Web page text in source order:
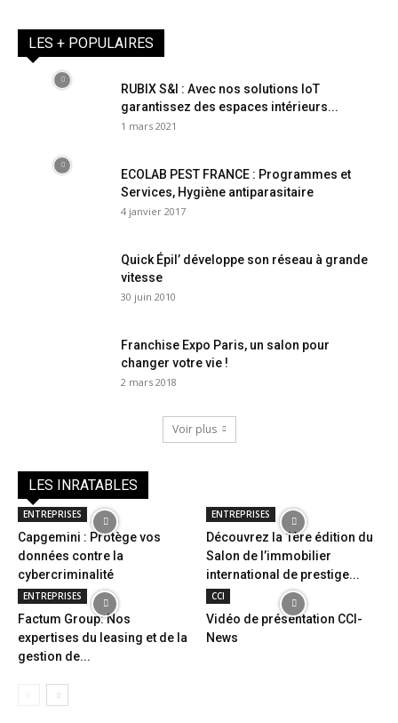
LES + POPULAIRES
RUBIX S&I : Avec nos solutions IoT
garantissez des espaces intérieurs...
1 mars 2021
ECOLAB PEST FRANCE : Programmes et
Services, Hygiène antiparasitaire
4 janvier 2017
Quick Épil’ développe son réseau à grande
vitesse
30 juin 2010
Franchise Expo Paris, un salon pour
changer votre vie !
2 mars 2018
Voir plus
LES INRATABLES
ENTREPRISES
Capgemini : Protège vos
données contre la
cybercriminalité
ENTREPRISES
Découvrez la 1ère édition du
Salon de l’immobilier
international de prestige...
ENTREPRISES
Factum Group: Nos
expertises du leasing et de la
gestion de...
CCI
Vidéo de présentation CCI-
News